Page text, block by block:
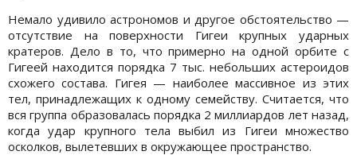
Немало удивило астрономов и другое обстоятельство —
отсутствие на поверхности Гигеи крупных ударных
кратеров. Дело в то, что примерно на одной орбите с
Гигеей находится порядка 7 тыс. небольших астероидов
схожего состава. Гигея — наиболее массивное из этих
тел, принадлежащих к одному семейству. Считается, что
вся группа образовалась порядка 2 миллиардов лет назад,
когда удар крупного тела выбил из Гигеи множество
осколков, вылетевших в окружающее пространство.